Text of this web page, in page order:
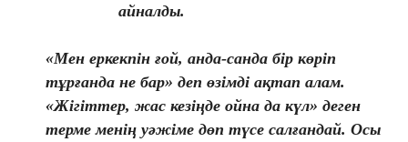
айналды.
«Мен еркекпін ғой, анда-санда бір көріп
тұрғанда не бар» деп өзімді ақтап алам.
«Жігіттер, жас кезіңде ойна да күл» деген
терме менің уәжіме дөп түсе салғандай. Осы